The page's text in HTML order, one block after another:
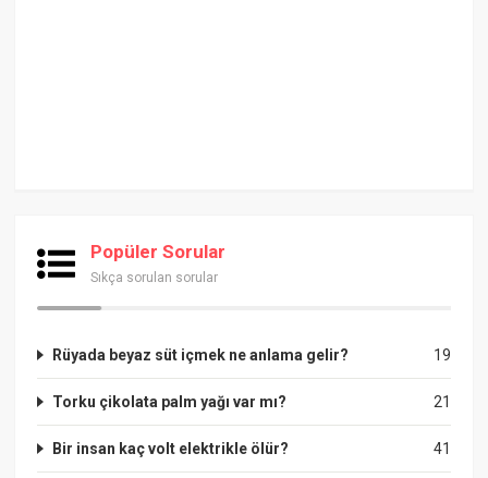
Popüler Sorular
Sıkça sorulan sorular
19
Rüyada beyaz süt içmek ne anlama gelir?
21
Torku çikolata palm yağı var mı?
41
Bir insan kaç volt elektrikle ölür?